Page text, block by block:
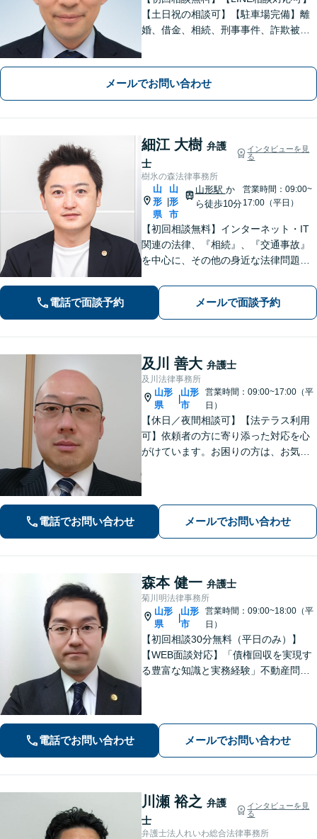
【土日祝の相談可】【駐車場完備】離
婚、借金、相続、刑事事件、詐欺被
寧にサポートいたします【地元・福島
市出身の弁護士】
メールでお問い合わせ
細江 大樹 弁護
士
インタビューを見
る
樹氷の森法律事務所
山
形
県
|
山
形
市
山形駅 か
ら徒歩10分
営業時間：09:00~
17:00（平日）
【初回相談無料】インターネット・IT
関連の法律、『相続』、『交通事故』
を中心に、その他の身近な法律問題も
ず、まずはお気軽にご相談ください
【オンライン相談可能】【完全個室】
【駐車場あり】【山形駅11分】
電話で面談予約 メールで面談予約
及川 善大 弁護士
及川法律事務所
山形
県
|
山形
市
営業時間：09:00~17:00（平
日）
【休日／夜間相談可】【法テラス利用
可】依頼者の方に寄り添った対応を心
がけています。お困りの方は、お気軽
電話でお問い合わせ メールでお問い合わせ
森本 健一 弁護士
菊川明法律事務所
山形
県
|
山形
市
営業時間：09:00~18:00（平
日）
【初回相談30分無料（平日のみ）】
【WEB面談対応】「債権回収を実現す
る豊富な知識と実務経験」不動産問
【休日・夜間相談可】
電話でお問い合わせ メールでお問い合わせ
川瀬 裕之 弁護
士
インタビューを見
る
弁護士法人れいわ総合法律事務所